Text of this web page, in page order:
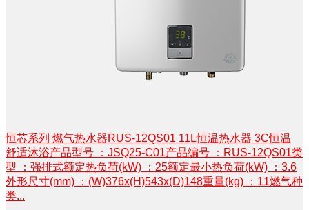
恒芯系列 燃气热水器RUS-12QS01 11L恒温热水器 3C恒温
舒适沐浴产品型号 ：JSQ25-C01产品编号 ：RUS-12QS01类
型 ：强排式额定热负荷(kW) ：25额定最小热负荷(kW) ：3.6
外形尺寸(mm) ：(W)376x(H)543x(D)148重量(kg) ：11燃气种
类...